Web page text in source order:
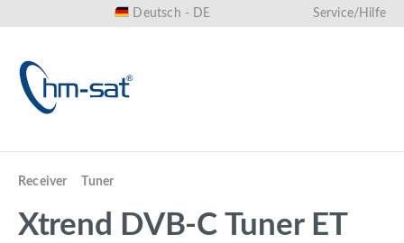
Deutsch - DE Service/Hilfe
Receiver Tuner
Xtrend DVB-C Tuner ET